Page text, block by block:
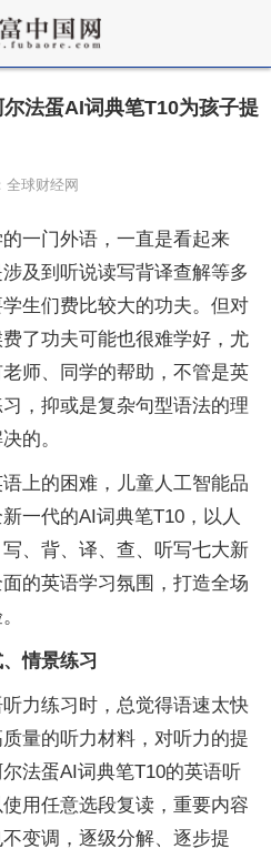
法蛋AI词典笔T10为孩子提
全球财经网
一门外语，一直是看起来
及到听说读写背译查解等多
生们费比较大的功夫。但对
了功夫可能也很难学好，尤
师、同学的帮助，不管是英
，抑或是复杂句型语法的理
的。
上的困难，儿童人工智能品
一代的AI词典笔T10，以人
、背、译、查、听写七大新
的英语学习氛围，打造全场
情景练习
力练习时，总觉得语速太快
量的听力材料，对听力的提
法蛋AI词典笔T10的英语听
用任意选段复读，重要内容
变调，逐级分解、逐步提